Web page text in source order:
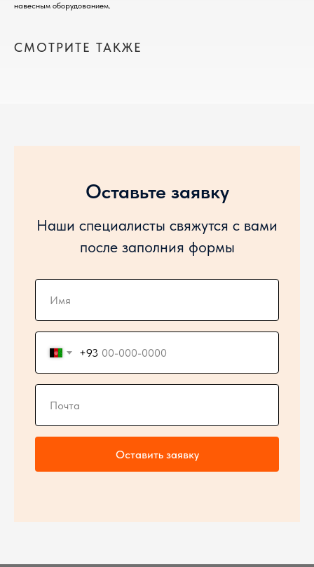
навесным оборудованием.
СМОТРИТЕ ТАКЖЕ
Оставьте заявку
Наши специалисты свяжутся с вами
после заполния формы
+93
Оставить заявку